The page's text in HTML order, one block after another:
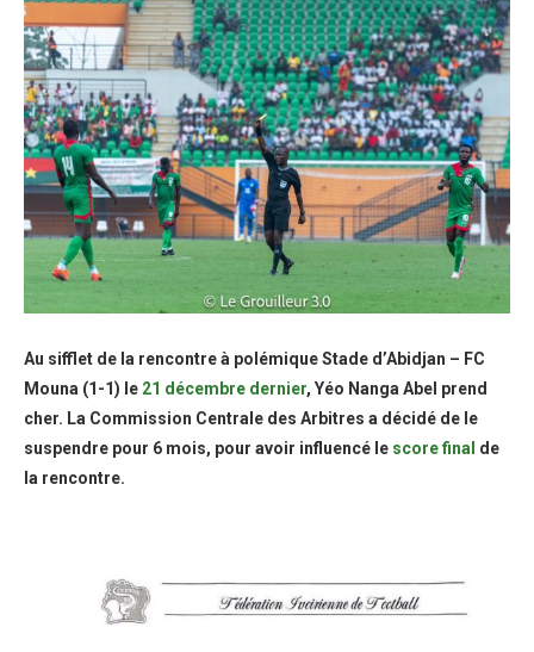
Au sifflet de la rencontre à polémique Stade d’Abidjan – FC
Mouna (1-1) le 21 décembre dernier, Yéo Nanga Abel prend
cher. La Commission Centrale des Arbitres a décidé de le
suspendre pour 6 mois, pour avoir influencé le score final de
la rencontre.